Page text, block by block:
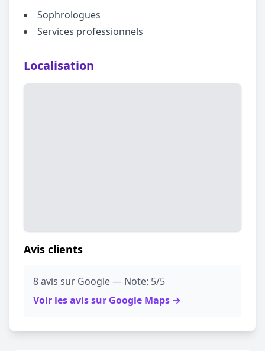
Sophrologues
Services professionnels
Localisation
Avis clients
8 avis sur Google — Note: 5/5
Voir les avis sur Google Maps →